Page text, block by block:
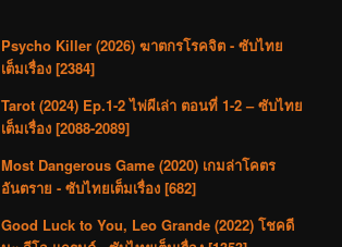
Psycho Killer (2026) ฆาตกรโรคจิต - ซับไทย
เต็มเรื่อง [2384]
Tarot (2024) Ep.1-2 ไพ่ผีเล่า ตอนที่ 1-2 – ซับไทย
เต็มเรื่อง [2088-2089]
Most Dangerous Game (2020) เกมล่าโคตร
อันตราย - ซับไทยเต็มเรื่อง [682]
Good Luck to You, Leo Grande (2022) โชคดี